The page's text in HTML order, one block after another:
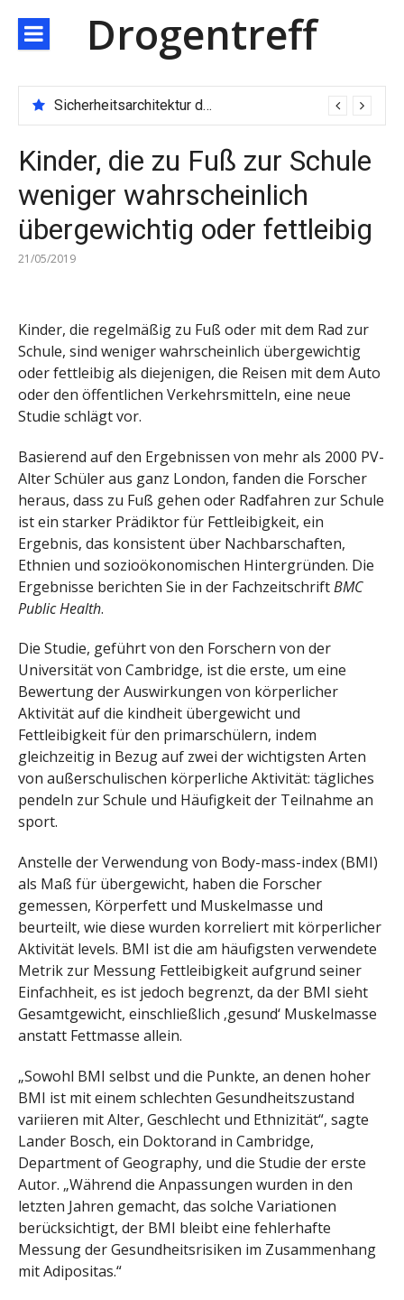
zum
Inhalt
Drogentreff
Sicherheitsarchitektur der nächsten Generation: JARXE kombiniert Multi-Wallet und MPC als Schutzschild für digitales Vertrauen
Kinder, die zu Fuß zur Schule
weniger wahrscheinlich
übergewichtig oder fettleibig
21/05/2019
Kinder, die regelmäßig zu Fuß oder mit dem Rad zur
Schule, sind weniger wahrscheinlich übergewichtig
oder fettleibig als diejenigen, die Reisen mit dem Auto
oder den öffentlichen Verkehrsmitteln, eine neue
Studie schlägt vor.
Basierend auf den Ergebnissen von mehr als 2000 PV-
Alter Schüler aus ganz London, fanden die Forscher
heraus, dass zu Fuß gehen oder Radfahren zur Schule
ist ein starker Prädiktor für Fettleibigkeit, ein
Ergebnis, das konsistent über Nachbarschaften,
Ethnien und sozioökonomischen Hintergründen. Die
Ergebnisse berichten Sie in der FachzeitschriftBMC
Public Health.
Die Studie, geführt von den Forschern von der
Universität von Cambridge, ist die erste, um eine
Bewertung der Auswirkungen von körperlicher
Aktivität auf die kindheit übergewicht und
Fettleibigkeit für den primarschülern, indem
gleichzeitig in Bezug auf zwei der wichtigsten Arten
von außerschulischen körperliche Aktivität: tägliches
pendeln zur Schule und Häufigkeit der Teilnahme an
sport.
Anstelle der Verwendung von Body-mass-index (BMI)
als Maß für übergewicht, haben die Forscher
gemessen, Körperfett und Muskelmasse und
beurteilt, wie diese wurden korreliert mit körperlicher
Aktivität levels. BMI ist die am häufigsten verwendete
Metrik zur Messung Fettleibigkeit aufgrund seiner
Einfachheit, es ist jedoch begrenzt, da der BMI sieht
Gesamtgewicht, einschließlich ‚gesund‘ Muskelmasse
anstatt Fettmasse allein.
„Sowohl BMI selbst und die Punkte, an denen hoher
BMI ist mit einem schlechten Gesundheitszustand
variieren mit Alter, Geschlecht und Ethnizität“, sagte
Lander Bosch, ein Doktorand in Cambridge,
Department of Geography, und die Studie der erste
Autor. „Während die Anpassungen wurden in den
letzten Jahren gemacht, das solche Variationen
berücksichtigt, der BMI bleibt eine fehlerhafte
Messung der Gesundheitsrisiken im Zusammenhang
mit Adipositas.“